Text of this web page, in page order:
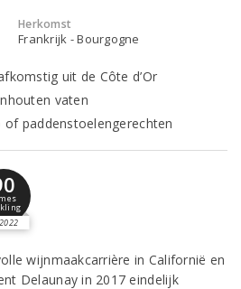
Herkomst
Frankrijk - Bourgogne
uit de Côte d’Or
vaten
of paddenstoelengerechten
2022
wijnmaakcarrière in Californië en
Delaunay in 2017 eindelijk